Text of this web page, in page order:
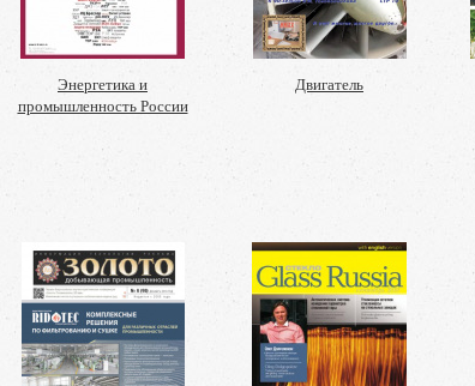
Энергетика и
промышленность России
Двигатель